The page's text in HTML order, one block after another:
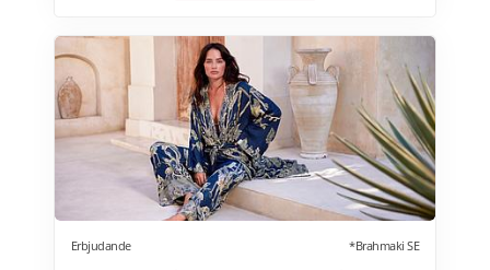
Designa din vinkyl i vilken färg du vill! Läs
mer>>>
Erbjudande *Brahmaki SE